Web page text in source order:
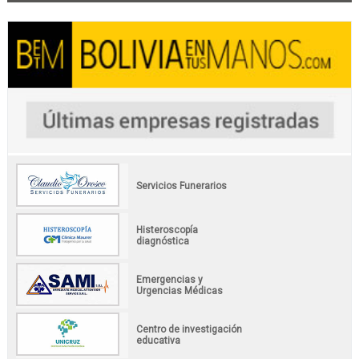
Servicios Funerarios
Histeroscopía
diagnóstica
Emergencias y
Urgencias Médicas
Centro de investigación
educativa